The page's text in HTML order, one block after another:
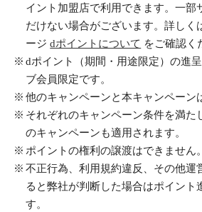
イント加盟店で利用できます。一部
だけない場合がございます。詳しく
ージdポイントについて をご確認く
dポイント（期間・用途限定）の進
ブ会員限定です。
他のキャンペーンと本キャンペーン
それぞれのキャンペーン条件を満た
のキャンペーンも適用されます。
ポイントの権利の譲渡はできません。
不正行為、利用規約違反、その他運
ると弊社が判断した場合はポイント
す。